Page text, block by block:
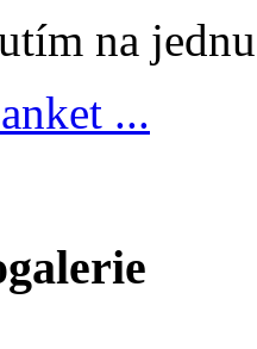
na
...